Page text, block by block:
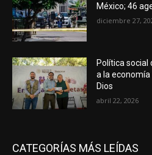
México; 46
diciembre 27,
Política
a la
Dios
abril 22, 2026
CATEGORÍAS MÁS LEÍDAS